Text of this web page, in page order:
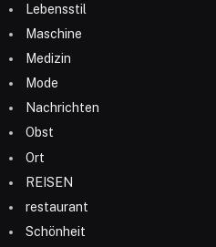
Lebensstil
Maschine
Medizin
Mode
Nachrichten
Obst
Ort
REISEN
restaurant
Schönheit